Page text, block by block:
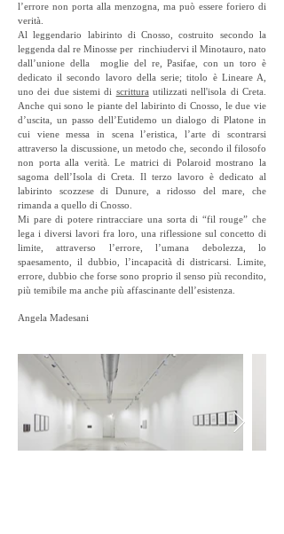
l’errore non porta alla menzogna, ma può essere foriero di
verità.
Al leggendario labirinto di Cnosso, costruito secondo la
leggenda dal re Minosse per rinchiudervi il Minotauro, nato
dall’unione della moglie del re, Pasifae, con un toro è
dedicato il secondo lavoro della serie; titolo è Lineare A,
uno dei due sistemi di scrittura utilizzati nell'isola di Creta.
Anche qui sono le piante del labirinto di Cnosso, le due vie
d’uscita, un passo dell’Eutidemo un dialogo di Platone in
cui viene messa in scena l’eristica, l’arte di scontrarsi
attraverso la discussione, un metodo che, secondo il filosofo
non porta alla verità. Le matrici di Polaroid mostrano la
sagoma dell’Isola di Creta. Il terzo lavoro è dedicato al
labirinto scozzese di Dunure, a ridosso del mare, che
rimanda a quello di Cnosso.
Mi pare di potere rintracciare una sorta di “fil rouge” che
lega i diversi lavori fra loro, una riflessione sul concetto di
limite, attraverso l’errore, l’umana debolezza, lo
spaesamento, il dubbio, l’incapacità di districarsi. Limite,
errore, dubbio che forse sono proprio il senso più recondito,
più temibile ma anche più affascinante dell’esistenza.
Angela Madesani